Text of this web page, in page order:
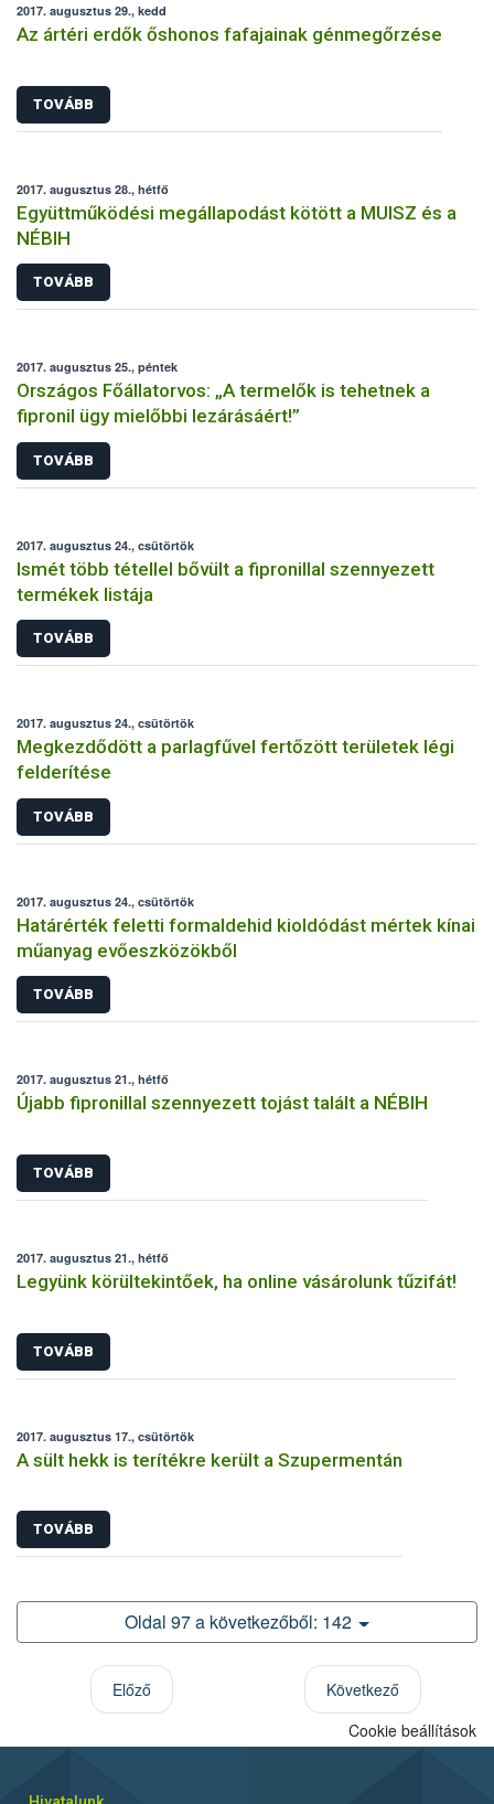
2017. augusztus 29., kedd
Az ártéri erdők őshonos fafajainak génmegőrzése
TOVÁBB
2017. augusztus 28., hétfő
Együttműködési megállapodást kötött a MUISZ és a
NÉBIH
TOVÁBB
2017. augusztus 25., péntek
Országos Főállatorvos: „A termelők is tehetnek a
fipronil ügy mielőbbi lezárásáért!”
TOVÁBB
2017. augusztus 24., csütörtök
Ismét több tétellel bővült a fipronillal szennyezett
termékek listája
TOVÁBB
2017. augusztus 24., csütörtök
Megkezdődött a parlagfűvel fertőzött területek légi
felderítése
TOVÁBB
2017. augusztus 24., csütörtök
Határérték feletti formaldehid kioldódást mértek kínai
műanyag evőeszközökből
TOVÁBB
2017. augusztus 21., hétfő
Újabb fipronillal szennyezett tojást talált a NÉBIH
TOVÁBB
2017. augusztus 21., hétfő
Legyünk körültekintőek, ha online vásárolunk tűzifát!
TOVÁBB
2017. augusztus 17., csütörtök
A sült hekk is terítékre került a Szupermentán
TOVÁBB
Oldal 97 a következőből: 142
Előző
Következő
Cookie beállítások